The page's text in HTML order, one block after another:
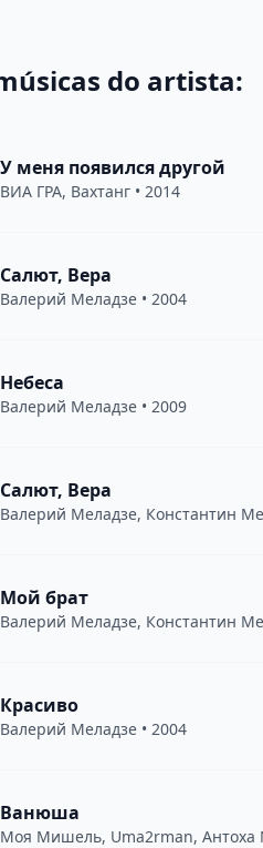
do artista:
У меня появился другой
ВИА ГРА, Вахтанг • 2014
Салют, Вера
Валерий Меладзе • 2004
Небеса
Валерий Меладзе • 2009
Салют, Вера
Валерий Меладзе, Константин
Мой брат
Валерий Меладзе, Константин
Красиво
Валерий Меладзе • 2004
Ванюша
Моя Мишель, Uma2rman,